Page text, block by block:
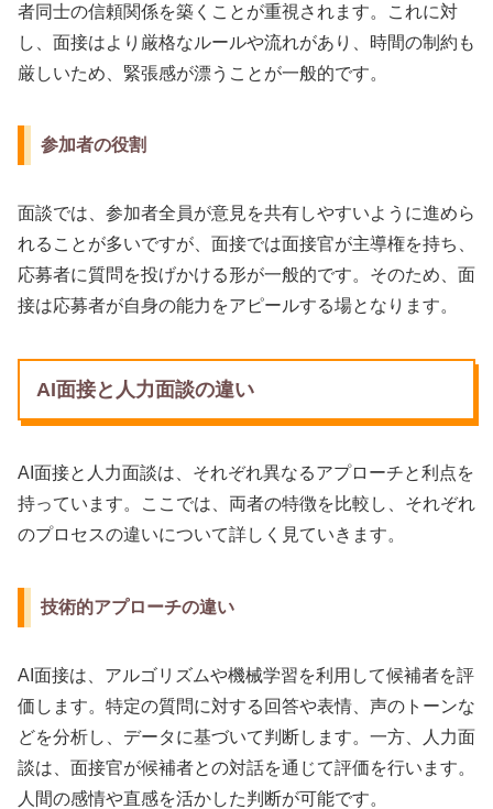
者同士の信頼関係を築くことが重視されます。これに対
し、面接はより厳格なルールや流れがあり、時間の制約も
厳しいため、緊張感が漂うことが一般的です。
参加者の役割
面談では、参加者全員が意見を共有しやすいように進めら
れることが多いですが、面接では面接官が主導権を持ち、
応募者に質問を投げかける形が一般的です。そのため、面
接は応募者が自身の能力をアピールする場となります。
AI面接と人力面談の違い
AI面接と人力面談は、それぞれ異なるアプローチと利点を
持っています。ここでは、両者の特徴を比較し、それぞれ
のプロセスの違いについて詳しく見ていきます。
技術的アプローチの違い
AI面接は、アルゴリズムや機械学習を利用して候補者を評
価します。特定の質問に対する回答や表情、声のトーンな
どを分析し、データに基づいて判断します。一方、人力面
談は、面接官が候補者との対話を通じて評価を行います。
人間の感情や直感を活かした判断が可能です。